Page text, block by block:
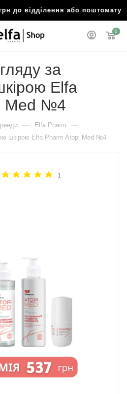
до відділення або поштомату🔥
0
за
Elfa
Med №4
— Elfa Pharm —
шкірою Elfa Pharm Atopi Med №4
1